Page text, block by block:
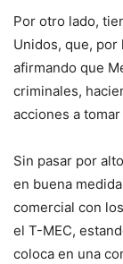
Por otro lado,
Unidos, que, por
afirmando que
criminales,
acciones a
Sin pasar por
en buena
comercial con
el T-MEC,
coloca en una